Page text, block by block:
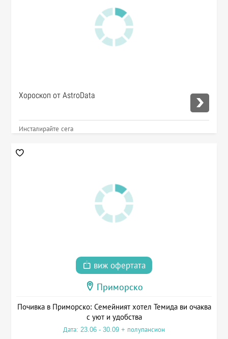
Хороскоп от AstroData
Инсталирайте сега
виж офертата
Приморско
Почивка в Приморско: Семейният хотел Темида ви очаква
с уют и удобства
Дата: 23.06 - 30.09 + полупансион